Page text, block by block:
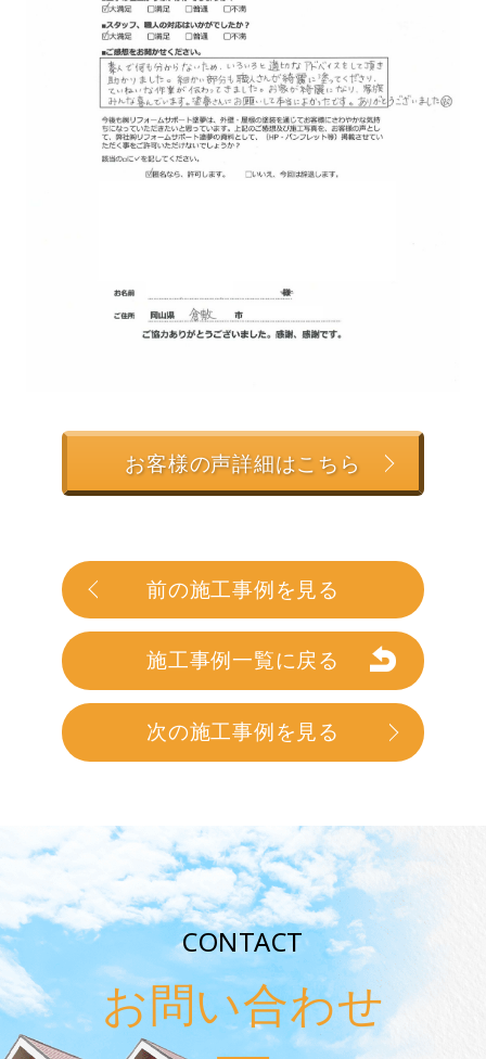
お客様の声詳細はこちら
前の施工事例を見る
施工事例一覧に戻る
次の施工事例を見る
CONTACT
お問い合わせ